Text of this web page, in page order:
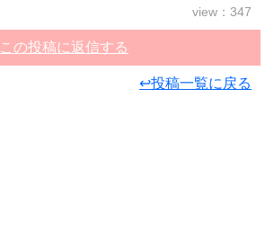
view：347
この投稿に返信する
↩投稿一覧に戻る